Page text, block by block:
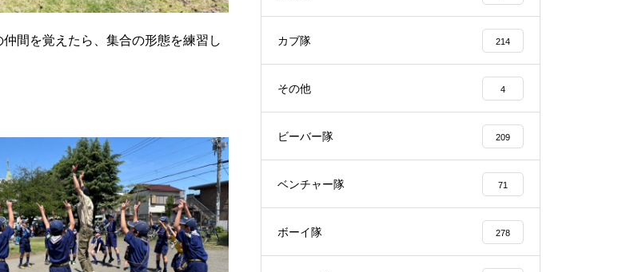
間を覚えたら、集合の形態を練習し カブ隊 214
その他 4
ビーバー隊 209
ベンチャー隊 71
ボーイ隊 278